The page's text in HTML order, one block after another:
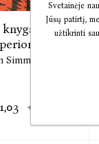
Simmons
€13,78
Svetainėje
Jūsų patirtį,
užtikrinti